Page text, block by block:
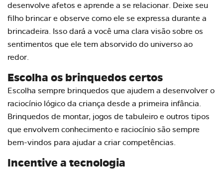
desenvolve afetos e aprende a se relacionar. Deixe seu
filho brincar e observe como ele se expressa durante a
brincadeira. Isso dará a você uma clara visão sobre os
sentimentos que ele tem absorvido do universo ao
redor.
Escolha os brinquedos certos
Escolha sempre brinquedos que ajudem a desenvolver o
raciocínio lógico da criança desde a primeira infância.
Brinquedos de montar, jogos de tabuleiro e outros tipos
que envolvem conhecimento e raciocínio são sempre
bem-vindos para ajudar a criar competências.
Incentive a tecnologia